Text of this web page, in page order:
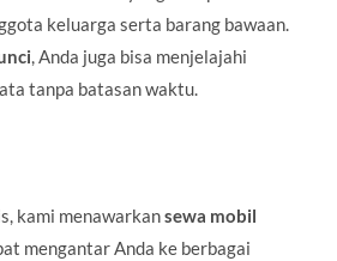
keluarga serta barang bawaan.
, Anda juga bisa menjelajahi
tanpa batasan waktu.
kami menawarkansewa mobil
mengantar Anda ke berbagai